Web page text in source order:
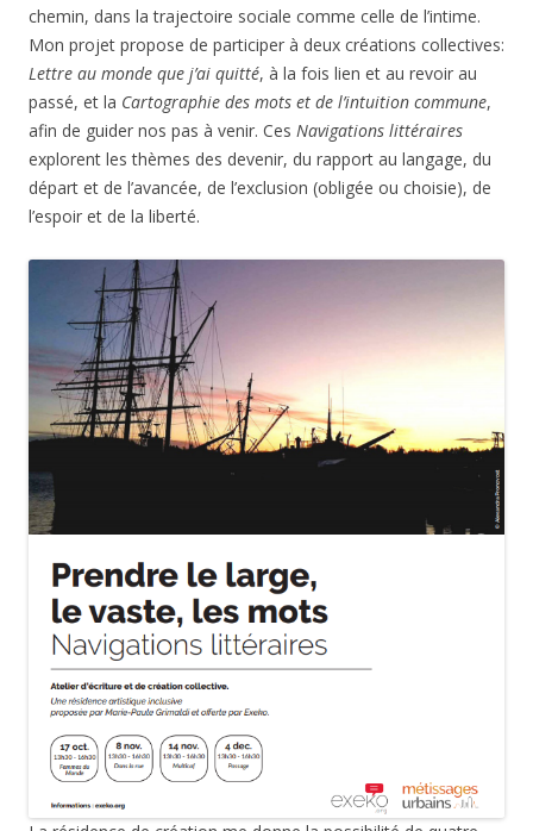
chemin, dans la trajectoire sociale comme celle de l’intime.
Mon projet propose de participer à deux créations collectives:
Lettre au monde que j’ai quitté, à la fois lien et au revoir au
passé, et la Cartographie des mots et de l’intuition commune,
afin de guider nos pas à venir. Ces Navigations littéraires
explorent les thèmes des devenir, du rapport au langage, du
départ et de l’avancée, de l’exclusion (obligée ou choisie), de
l’espoir et de la liberté.